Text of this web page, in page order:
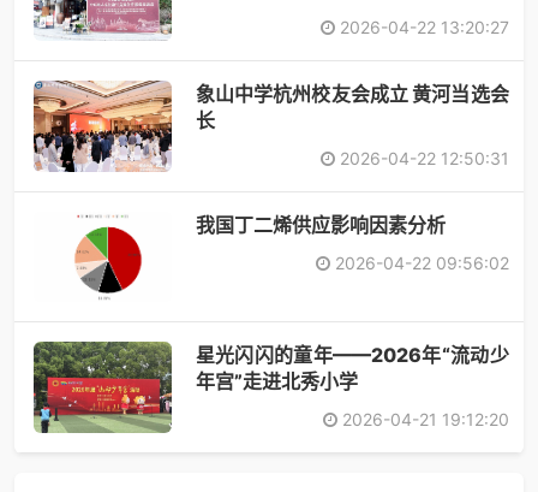
2026-04-22 13:20:27
象山中学杭州校友会成立 黄河当选会
长
2026-04-22 12:50:31
​我国丁二烯供应影响因素分析
2026-04-22 09:56:02
星光闪闪的童年——2026年“流动少
年宫”走进北秀小学
2026-04-21 19:12:20